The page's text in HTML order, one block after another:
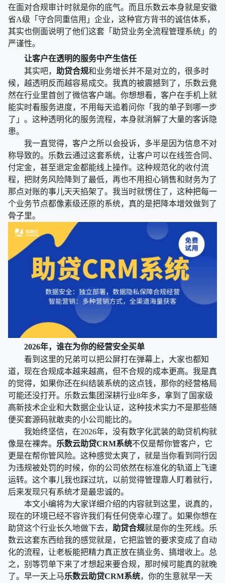
在面对合规审计时就是你的底气。而且乐数云本身就是安徽
省A级「守合同重信用」企业，这种官方背书的诚信体系，
其实也侧面说明了他们这套「助贷业务全流程管理系统」的
严谨性。
让客户在透明的服务中产生信任
其实吧， 助贷合规和业务增长并不是对立的，很多时
候，越透明反而越容易成交。我真的被震撼到了，乐数云竟
然在行业里首创了微信客户端。你想想看，客户在手机上就
能实时看服务进度，不用每天追着问你「我的单子到哪一步
了」。这种透明化的服务流程，本身就消解了大量的客诉隐
患。
我一直觉得，客户之所以会投诉，多半是因为信息不对
称导致的。乐数云通过这套系统，让客户可以在线签合同、
付定金，甚至退定金都能线上操作。这种规范化的收付流
程，把财务风险降到了最低，再也不用担心销售和财务为了
那点对账的事儿天天掐架了。我当时就愣住了，这种把每一
个业务节点都像素级还原的系统，真的是把降本增效做到了
骨子里。
2026年，谁在为你的经营安全买单
看到这里的兄弟可以把公屏打在弹幕上，大家也都知
道，现在合规成本越来越高，但不合规的成本更高。我是真
的觉得，如果你还在纠结装系统的这点钱，那你的经营格局
可能还没打开。乐数云集团深耕行业8年多，拿到了国家级
高新技术企业和大数据企业认证，这种技术实力不是那些随
便买套源码就敢卖的小公司能比的。
我始终坚信，在2026年，没有数字化武装的助贷机构就
像是在裸奔。 乐数云助贷CRM系统不仅是帮你管客户，它
更是在帮你管风险。这种感觉太爽了，就是当你看到同行因
为违规被处罚的时候，你的公司依然在标准化的轨道上飞速
运转。这个事儿我也踩过坑，以前觉得管理靠人盯着就行，
后来发现只有系统才是最忠诚的。
本文小编将为大家详细介绍的内容就到这里，说真的，
现在的环境已经不容许我们有任何侥幸心理了。如果你想在
助贷这个行业长久地做下去， 助贷合规就是你的生死线。乐
数云这套东西给我的感觉就是，它把监管的要求变成了自动
化的流程，让老板能把精力真正放在搞业务、搞增收上。总
之，别等罚单下来了才想起来要合规，那时候可能真的就晚
了。早一天上马乐数云助贷CRM系统，你的生意就早一天